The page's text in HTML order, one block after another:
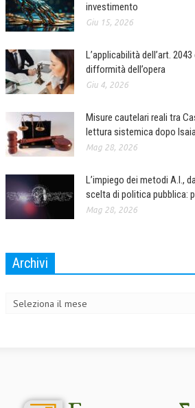
investimento
Giu 15, 2026
L’applicabilità dell’art.
difformità dell’opera
Giu 4, 2026
Misure cautelari reali tra
lettura sistemica dopo
Mag 28, 2026
L’impiego dei metodi A.I.,
scelta di politica pubblica:
Mag 28, 2026
Archivi